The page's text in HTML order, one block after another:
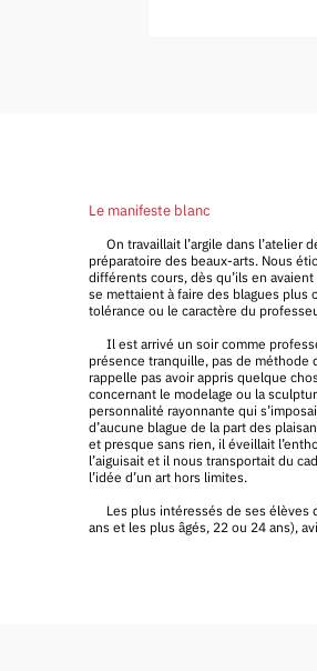
Le manifeste blanc
On travaillait l’argile dans l’atelier
préparatoire des beaux-arts. Nous
différents cours, dès qu’ils en
se mettaient à faire des blagues plus
tolérance ou le caractère du
Il est arrivé un soir comme
présence tranquille, pas de méthode
rappelle pas avoir appris quelque
concernant le modelage ou la
personnalité rayonnante qui
d’aucune blague de la part des
et presque sans rien, il éveillait
l’aiguisait et il nous transportait du
l’idée d’un art hors limites.
Les plus intéressés de ses élèves
ans et les plus âgés, 22 ou 24 ans),